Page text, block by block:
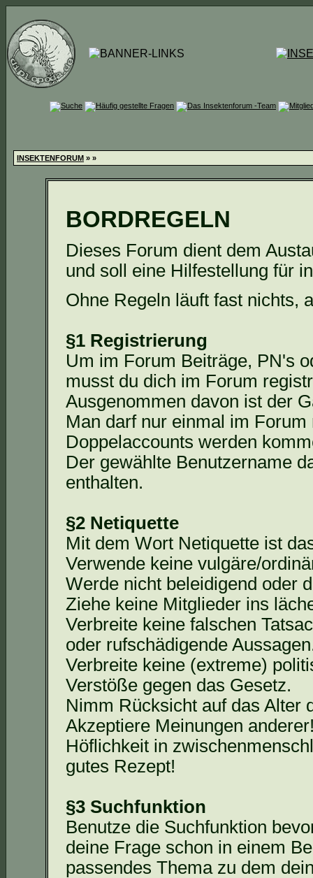
INSEKTENFORUM » »
BORDREGELN
Dieses Forum dient dem
und soll eine Hilfestellung für
Ohne Regeln läuft fast nichts,
§1 Registrierung
Um im Forum Beiträge, PN's
musst du dich im Forum
Ausgenommen davon ist der
Man darf nur einmal im
Doppelaccounts werden
Der gewählte Benutzername
enthalten.
§2 Netiquette
Mit dem Wort Netiquette ist
Verwende keine vulgäre/
Werde nicht beleidigend oder
Ziehe keine Mitglieder ins
Verbreite keine falschen
oder rufschädigende
Verbreite keine (extreme)
Verstöße gegen das Gesetz.
Nimm Rücksicht auf das Alter
Akzeptiere Meinungen
Höflichkeit in
gutes Rezept!
§3 Suchfunktion
Benutze die Suchfunktion
deine Frage schon in einem
passendes Thema zu dem